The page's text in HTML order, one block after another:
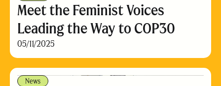
Meet the Feminist Voices
Leading the Way to COP30
05/11/2025
News